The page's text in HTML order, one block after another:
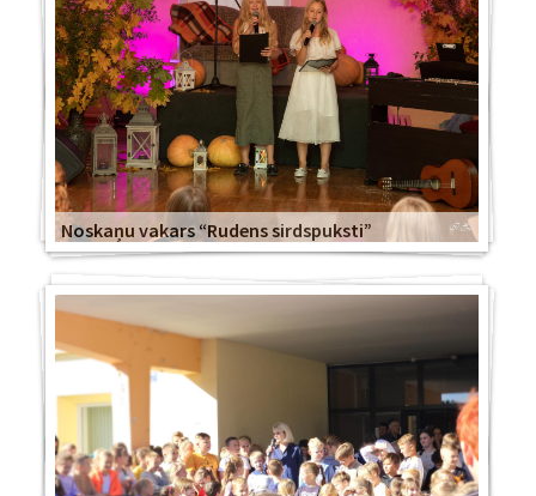
Noskaņu vakars “Rudens sirdspuksti”